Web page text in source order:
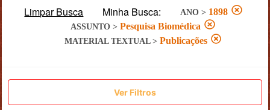
Limpar Busca Minha Busca: ANO > 1898
ASSUNTO > Pesquisa Biomédica
MATERIAL TEXTUAL> Publicações
Ver Filtros